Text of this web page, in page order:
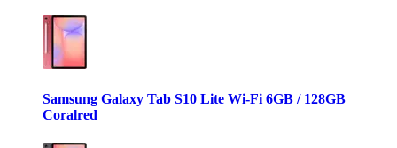
Samsung Galaxy Tab S10 Lite Wi-Fi 6GB / 128GB
Coralred